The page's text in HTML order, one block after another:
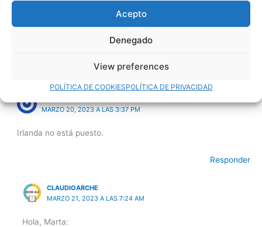
Acepto
Denegado
View preferences
POLÍTICA DE COOKIESPOLÍTICA DE PRIVACIDAD
DICIEMBRE 4, 2022 A LAS 5:56 PM
MARZO 20, 2023 A LAS 3:37 PM
Irlanda no está puesto.
Responder
CLAUDIOARCHE
MARZO 21, 2023 A LAS 7:24 AM
Hola, Marta: